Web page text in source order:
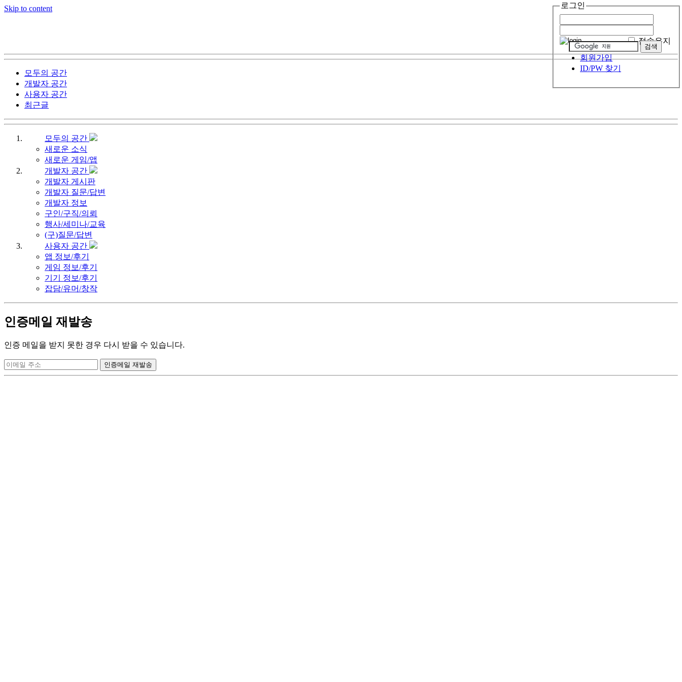
Skip to content
모두의 공간
개발자 공간
사용자 공간
최근글
로그인
접속유지
회원가입
ID/PW 찾기
모두의 공간
새로운 소식
새로운 게임/앱
개발자 공간
개발자 게시판
개발자 질문/답변
개발자 정보
구인/구직/의뢰
행사/세미나/교육
(구)질문/답변
사용자 공간
앱 정보/후기
게임 정보/후기
기기 정보/후기
잡담/유머/창작
인증메일 재발송
인증 메일을 받지 못한 경우 다시 받을 수 있습니다.